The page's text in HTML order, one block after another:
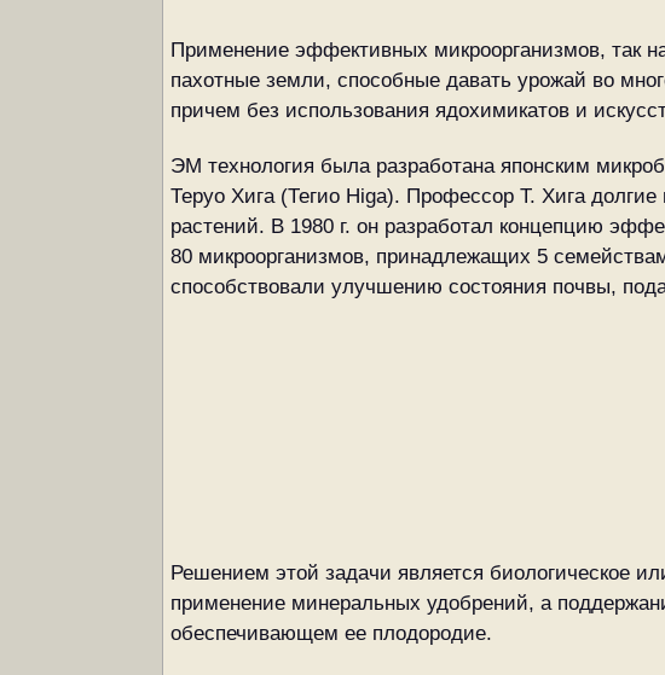
Применение эффективных микроорганизмов, так
пахотные земли, способные давать урожай во
причем без использования ядохимикатов и
ЭМ технология была разработана японским
Теруо Хига (Тегио Higa). Профессор Т. Хига
растений. В 1980 г. он разработал концепцию
80 микроорганизмов, принадлежащих 5
способствовали улучшению состояния почвы,
Решением этой задачи является биологическое
применение минеральных удобрений, а
обеспечивающем ее плодородие.